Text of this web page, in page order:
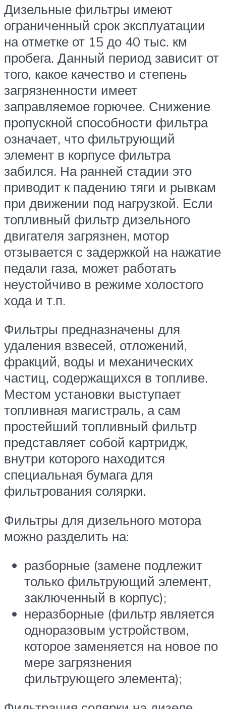
Дизельные фильтры имеют
ограниченный срок эксплуатации
на отметке от 15 до 40 тыс. км
пробега. Данный период зависит от
того, какое качество и степень
загрязненности имеет
заправляемое горючее. Снижение
пропускной способности фильтра
означает, что фильтрующий
элемент в корпусе фильтра
забился. На ранней стадии это
приводит к падению тяги и рывкам
при движении под нагрузкой. Если
топливный фильтр дизельного
двигателя загрязнен, мотор
отзывается с задержкой на нажатие
педали газа, может работать
неустойчиво в режиме холостого
хода и т.п.
Фильтры предназначены для
удаления взвесей, отложений,
фракций, воды и механических
частиц, содержащихся в топливе.
Местом установки выступает
топливная магистраль, а сам
простейший топливный фильтр
представляет собой картридж,
внутри которого находится
специальная бумага для
фильтрования солярки.
Фильтры для дизельного мотора
можно разделить на:
разборные (замене подлежит
только фильтрующий элемент,
заключенный в корпус);
неразборные (фильтр является
одноразовым устройством,
которое заменяется на новое по
мере загрязнения
фильтрующего элемента);